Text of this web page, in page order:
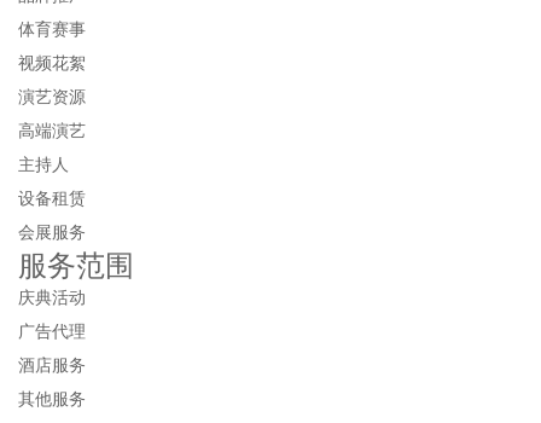
体育赛事
视频花絮
演艺资源
高端演艺
主持人
设备租赁
会展服务
服务范围
庆典活动
广告代理
酒店服务
其他服务